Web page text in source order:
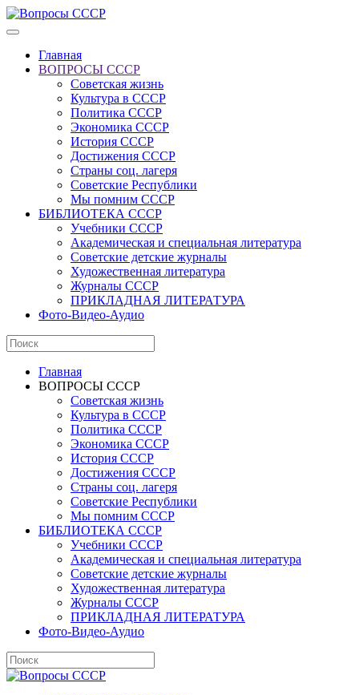
Главная
ВОПРОСЫ СССР
Советская жизнь
Культура в СССР
Политика СССР
Экономика СССР
История СССР
Достижения СССР
Страны соц. лагеря
Советские Республики
Мы помним СССР
БИБЛИОТЕКА СССР
Учебники СССР
Академическая и специальная литература
Советские детские журналы
Художественная литература
Журналы СССР
ПРИКЛАДНАЯ ЛИТЕРАТУРА
Фото-Видео-Аудио
Главная
ВОПРОСЫ СССР
Советская жизнь
Культура в СССР
Политика СССР
Экономика СССР
История СССР
Достижения СССР
Страны соц. лагеря
Советские Республики
Мы помним СССР
БИБЛИОТЕКА СССР
Учебники СССР
Академическая и специальная литература
Советские детские журналы
Художественная литература
Журналы СССР
ПРИКЛАДНАЯ ЛИТЕРАТУРА
Фото-Видео-Аудио